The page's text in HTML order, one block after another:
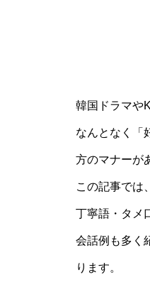
韓国ドラマや
なんとなく「
方のマナーが
この記事では
丁寧語・タメ
会話例も多く
ります。